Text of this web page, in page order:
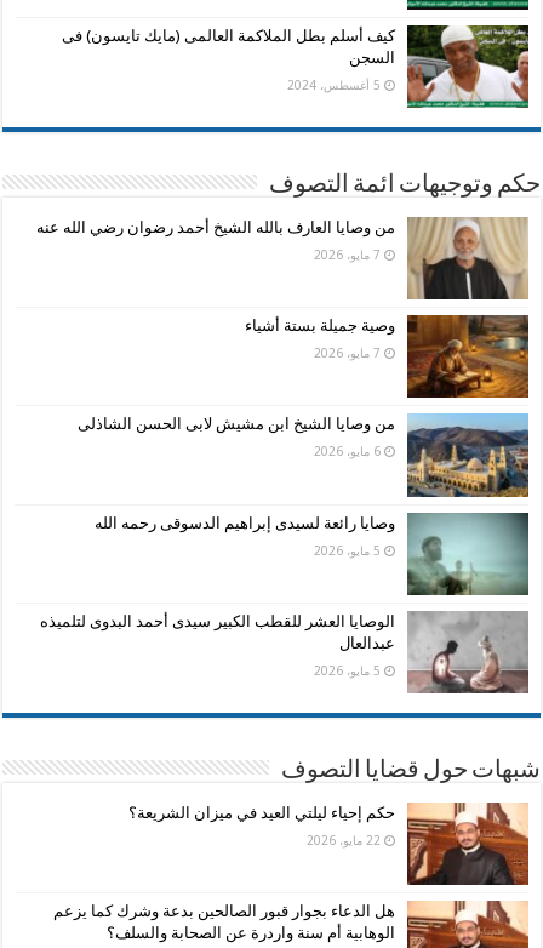
كيف أسلم بطل الملاكمة العالمى (مايك تايسون) فى
السجن
5 أغسطس، 2024
حكم وتوجيهات ائمة التصوف
من وصايا العارف بالله الشيخ أحمد رضوان رضي الله عنه
7 مايو، 2026
وصية جميلة بستة أشياء
7 مايو، 2026
من وصايا الشيخ ابن مشيش لابى الحسن الشاذلى
6 مايو، 2026
وصايا رائعة لسيدى إبراهيم الدسوقى رحمه الله
5 مايو، 2026
الوصايا العشر للقطب الكبير سيدى أحمد البدوى لتلميذه
عبدالعال
5 مايو، 2026
شبهات حول قضايا التصوف
حكم إحياء ليلتي العيد في ميزان الشريعة؟
22 مايو، 2026
هل الدعاء بجوار قبور الصالحين بدعة وشرك كما يزعم
الوهابية أم سنة واردرة عن الصحابة والسلف؟